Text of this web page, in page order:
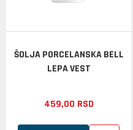
ŠOLJA PORCELANSKA BELL
LEPA VEST
459,00 RSD